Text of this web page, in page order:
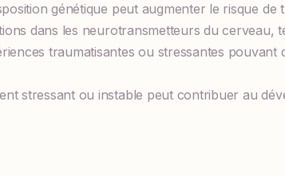
génétique peut augmenter le risque de
dans les neurotransmetteurs du cerveau,
traumatisantes ou stressantes pouvant
stressant ou instable peut contribuer au